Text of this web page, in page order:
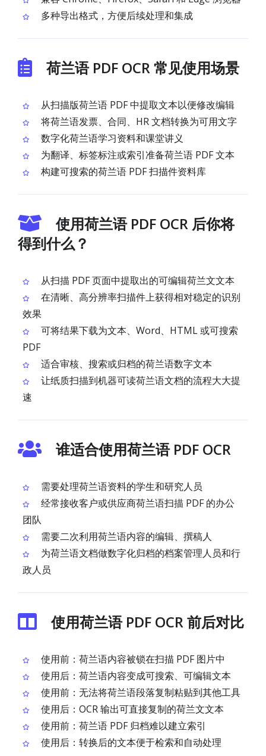
多种导出格式，方便后续处理和集成
荷兰语 PDF OCR 常见使用场景
从扫描版荷兰语 PDF 中提取文本以便修改编辑
将荷兰语发票、合同、HR 文档转换为可用文字
数字化荷兰语学习资料和课堂讲义
为翻译、标签标注或索引准备荷兰语 PDF 文本
构建可搜索的荷兰语 PDF 扫描件资料库
使用荷兰语 PDF OCR 后你将
得到什么？
从扫描 PDF 页面中提取出的可编辑荷兰文文本
在清晰、高分辨率扫描件上获得相对稳定的识别
效果
可将结果下载为文本、Word、HTML 或可搜索
PDF
适合审核、搜索或归档的荷兰语数字文本
让纸质扫描到机器可读荷兰语文档的流程大大提
速
谁适合使用荷兰语 PDF OCR
需要处理荷兰语资料的学生和研究人员
经常接收客户或供应商荷兰语扫描 PDF 的办公
团队
需要二次利用荷兰语内容的编辑、撰稿人
为荷兰语文档做数字化归档的档案管理人员和行
政人员
使用荷兰语 PDF OCR 前后对比
使用前：荷兰语内容被锁在扫描 PDF 图片中
使用后：荷兰语内容变成可搜索、可编辑文本
使用前：无法将荷兰语段落复制粘贴到其他工具
使用后：OCR 输出可直接复制的荷兰文文本
使用前：荷兰语 PDF 归档难以建立索引
使用后：转换后的文本便于检索和自动处理